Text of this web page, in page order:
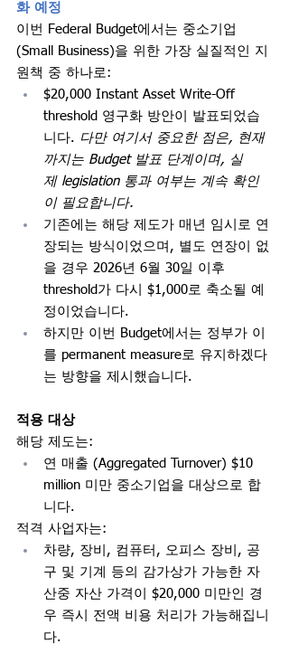
화 예정
이번 Federal Budget에서는 중소기업
(Small Business)을 위한 가장 실질적인 지
원책 중 하나로:
$20,000 Instant Asset Write-Off
threshold 영구화 방안이 발표되었습
니다. 다만 여기서 중요한 점은, 현재
까지는 Budget 발표 단계이며, 실
제 legislation 통과 여부는 계속 확인
이 필요합니다.
기존에는 해당 제도가 매년 임시로 연
장되는 방식이었으며, 별도 연장이 없
을 경우 2026년 6월 30일 이후
threshold가 다시 $1,000로 축소될 예
정이었습니다.
하지만 이번 Budget에서는 정부가 이
를 permanent measure로 유지하겠다
는 방향을 제시했습니다.
적용 대상
해당 제도는:
연 매출 (Aggregated Turnover) $10
million 미만 중소기업을 대상으로 합
니다.
적격 사업자는:
차량, 장비, 컴퓨터, 오피스 장비, 공
구 및 기계 등의 감가상가 가능한 자
산중 자산 가격이 $20,000 미만인 경
우 즉시 전액 비용 처리가 가능해집니
다.